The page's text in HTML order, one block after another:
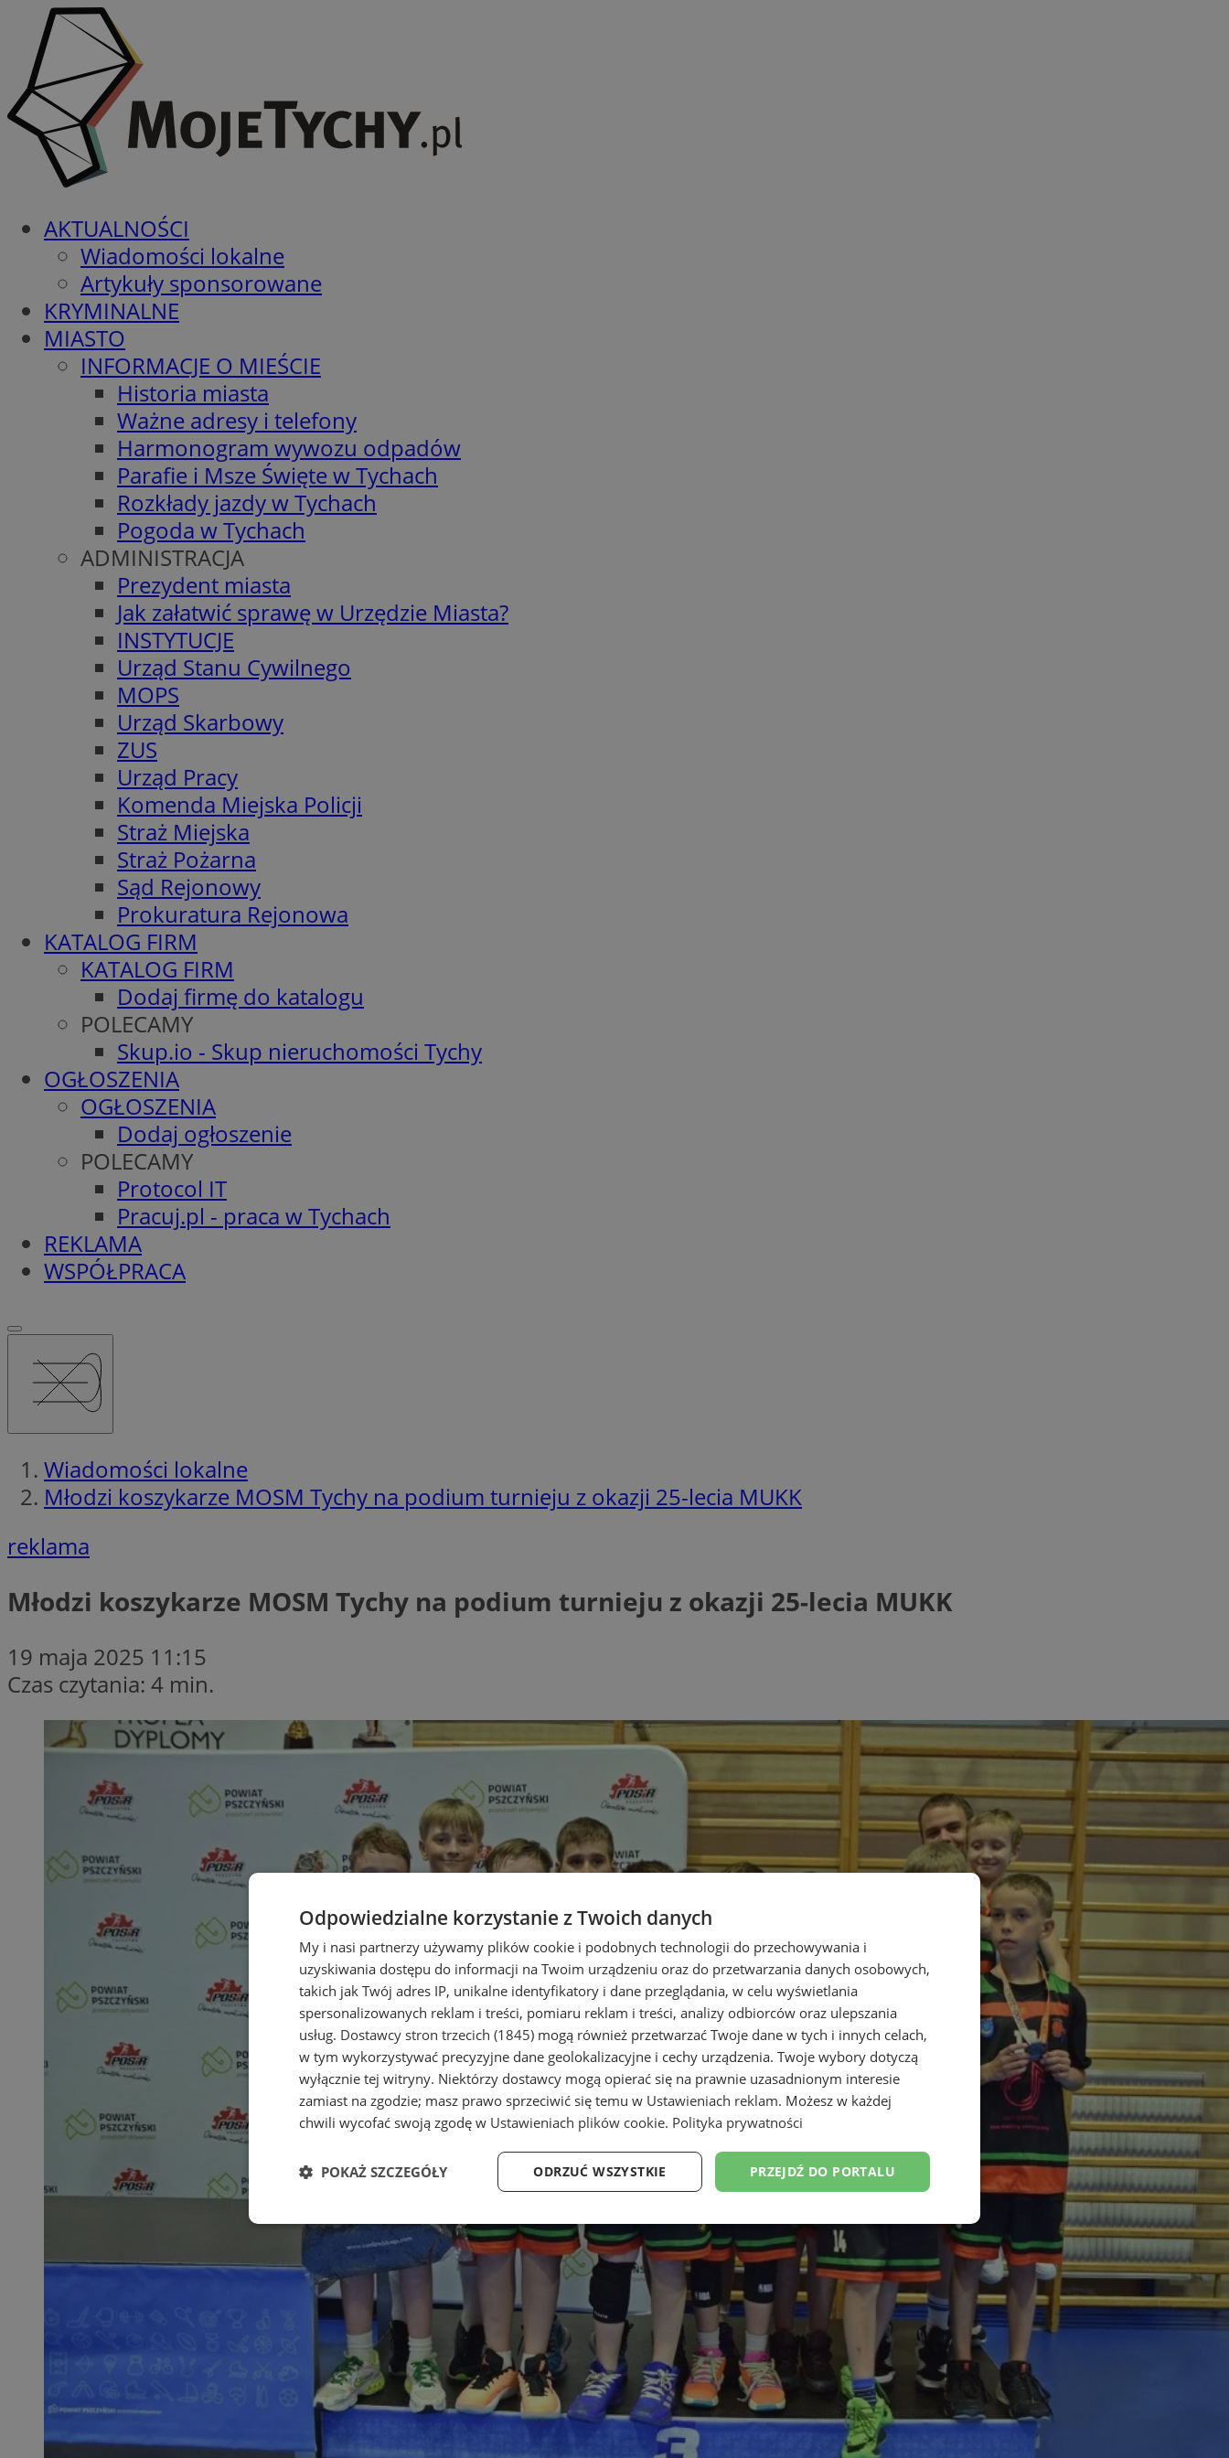
AKTUALNOŚCI
Wiadomości lokalne
Artykuły sponsorowane
KRYMINALNE
MIASTO
INFORMACJE O MIEŚCIE
Historia miasta
Ważne adresy i telefony
Harmonogram wywozu odpadów
Parafie i Msze Święte w Tychach
Rozkłady jazdy w Tychach
Pogoda w Tychach
ADMINISTRACJA
Prezydent miasta
Jak załatwić sprawę w Urzędzie Miasta?
INSTYTUCJE
Urząd Stanu Cywilnego
MOPS
Urząd Skarbowy
ZUS
Urząd Pracy
Komenda Miejska Policji
Straż Miejska
Straż Pożarna
Sąd Rejonowy
Prokuratura Rejonowa
KATALOG FIRM
KATALOG FIRM
Dodaj firmę do katalogu
POLECAMY
Skup.io - Skup nieruchomości Tychy
OGŁOSZENIA
OGŁOSZENIA
Dodaj ogłoszenie
POLECAMY
Protocol IT
Pracuj.pl - praca w Tychach
REKLAMA
WSPÓŁPRACA
Wiadomości lokalne
Młodzi koszykarze MOSM Tychy na podium turnieju z okazji 25-lecia MUKK
reklama
Młodzi koszykarze MOSM Tychy na podium turnieju z okazji 25-lecia MUKK
19 maja 2025 11:15
Czas czytania: 4 min.
Odpowiedzialne korzystanie z Twoich danych
My i nasi partnerzy używamy plików cookie i podobnych technologii do przechowywania i
uzyskiwania dostępu do informacji na Twoim urządzeniu oraz do przetwarzania danych osobowych,
takich jak Twój adres IP, unikalne identyfikatory i dane przeglądania, w celu wyświetlania
spersonalizowanych reklam i treści, pomiaru reklam i treści, analizy odbiorców oraz ulepszania
usług. Dostawcy stron trzecich (1845) mogą również przetwarzać Twoje dane w tych i innych celach,
w tym wykorzystywać precyzyjne dane geolokalizacyjne i cechy urządzenia. Twoje wybory dotyczą
wyłącznie tej witryny. Niektórzy dostawcy mogą opierać się na prawnie uzasadnionym interesie
zamiast na zgodzie; masz prawo sprzeciwić się temu w Ustawieniach reklam. Możesz w każdej
chwili wycofać swoją zgodę w Ustawieniach plików cookie. Polityka prywatności
PRZEJDŹ DO PORTALU
ODRZUĆ WSZYSTKIE
POKAŻ SZCZEGÓŁY
Niezbędne Wydajność Targetowanie Funkcjonalność Niesklasyfikowane
Niezbędne Wydajność Targetowanie Funkcjonalność Niesklasyfikowane
Niezbędne pliki cookie umożliwiają korzystanie z podstawowych funkcji strony internetowej, takich jak logowanie użytkownika i
zarządzanie kontem. Bez niezbędnych plików cookie nie można prawidłowo korzystać ze strony internetowej.
Opis